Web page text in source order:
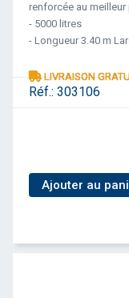
Réf.: 303106
renforcée au
- 5000 litres
- Longueur 3.40 m
LIVRAISON
Ajouter au